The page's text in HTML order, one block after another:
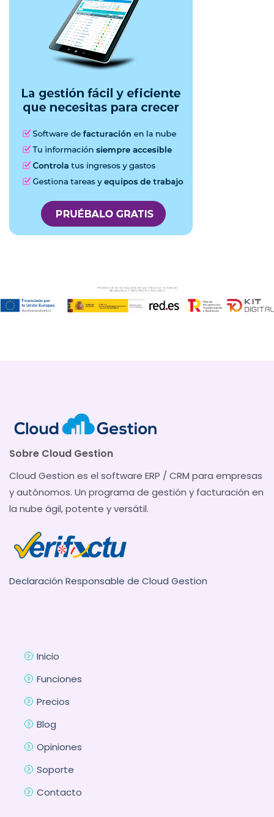
Sobre Cloud Gestion
Cloud Gestion es el software ERP / CRM para empresas
y autónomos. Un programa de gestión y facturación en
la nube ágil, potente y versátil.
Declaración Responsable de Cloud Gestion
Inicio
Funciones
Precios
Blog
Opiniones
Soporte
Contacto